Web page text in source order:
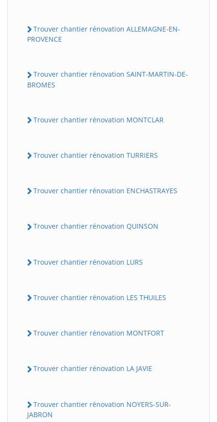
Trouver chantier rénovation ALLEMAGNE-EN-
PROVENCE
Trouver chantier rénovation SAINT-MARTIN-DE-
BROMES
Trouver chantier rénovation MONTCLAR
Trouver chantier rénovation TURRIERS
Trouver chantier rénovation ENCHASTRAYES
Trouver chantier rénovation QUINSON
Trouver chantier rénovation LURS
Trouver chantier rénovation LES THUILES
Trouver chantier rénovation MONTFORT
Trouver chantier rénovation LA JAVIE
Trouver chantier rénovation NOYERS-SUR-
JABRON